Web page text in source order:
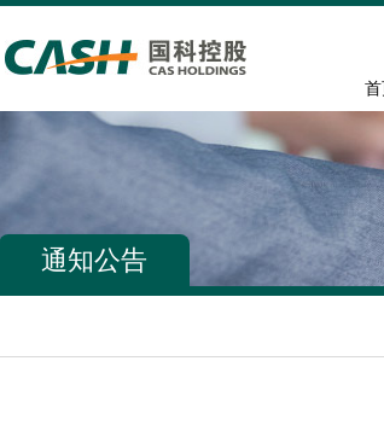
首
通知公告